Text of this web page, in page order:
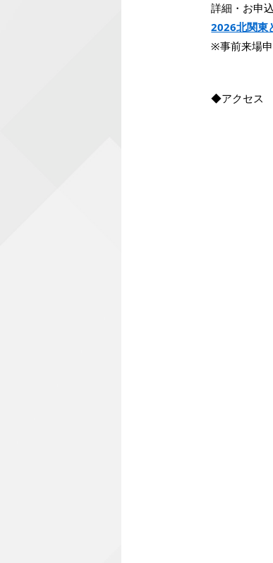
詳細・お申
2026北関東
※事前来場申
◆アクセス